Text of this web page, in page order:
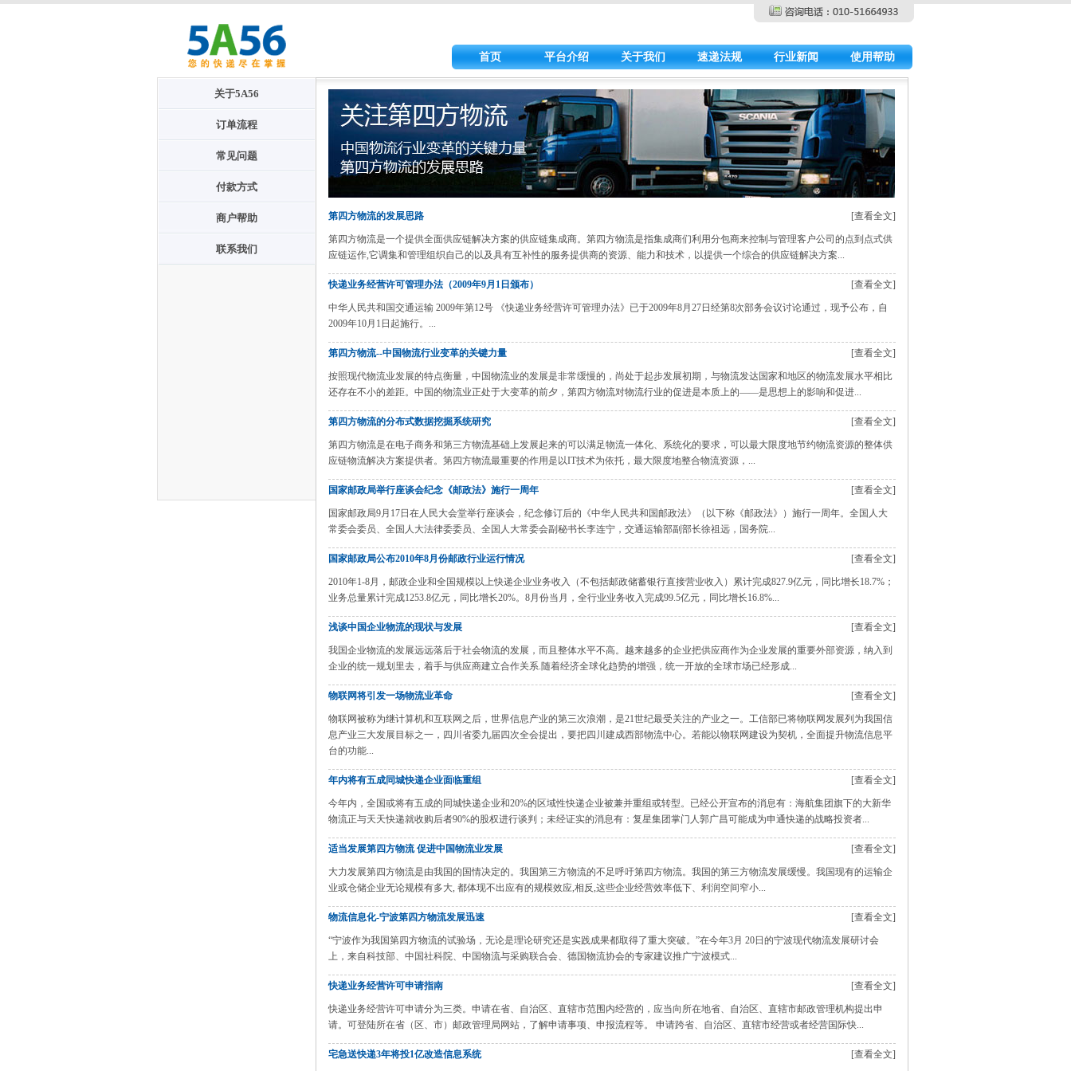
首页 平台介绍 关于我们 速递法规 行业新闻 使用帮助
关于5A56
订单流程
常见问题
付款方式
商户帮助
联系我们
[查看全文]
第四方物流的发展思路
第四方物流是一个提供全面供应链解决方案的供应链集成商。第四方物流是指集成商们利用分包商来控制与管理客户公司的点到点式供
应链运作,它调集和管理组织自己的以及具有互补性的服务提供商的资源、能力和技术，以提供一个综合的供应链解决方案...
[查看全文]
快递业务经营许可管理办法（2009年9月1日颁布）
中华人民共和国交通运输 2009年第12号 《快递业务经营许可管理办法》已于2009年8月27日经第8次部务会议讨论通过，现予公布，自
2009年10月1日起施行。...
[查看全文]
第四方物流--中国物流行业变革的关键力量
按照现代物流业发展的特点衡量，中国物流业的发展是非常缓慢的，尚处于起步发展初期，与物流发达国家和地区的物流发展水平相比
还存在不小的差距。中国的物流业正处于大变革的前夕，第四方物流对物流行业的促进是本质上的——是思想上的影响和促进...
[查看全文]
第四方物流的分布式数据挖掘系统研究
第四方物流是在电子商务和第三方物流基础上发展起来的可以满足物流一体化、系统化的要求，可以最大限度地节约物流资源的整体供
应链物流解决方案提供者。第四方物流最重要的作用是以IT技术为依托，最大限度地整合物流资源，...
[查看全文]
国家邮政局举行座谈会纪念《邮政法》施行一周年
国家邮政局9月17日在人民大会堂举行座谈会，纪念修订后的《中华人民共和国邮政法》（以下称《邮政法》）施行一周年。全国人大
常委会委员、全国人大法律委委员、全国人大常委会副秘书长李连宁，交通运输部副部长徐祖远，国务院...
[查看全文]
国家邮政局公布2010年8月份邮政行业运行情况
2010年1-8月，邮政企业和全国规模以上快递企业业务收入（不包括邮政储蓄银行直接营业收入）累计完成827.9亿元，同比增长18.7%；
业务总量累计完成1253.8亿元，同比增长20%。8月份当月，全行业业务收入完成99.5亿元，同比增长16.8%...
[查看全文]
浅谈中国企业物流的现状与发展
我国企业物流的发展远远落后于社会物流的发展，而且整体水平不高。越来越多的企业把供应商作为企业发展的重要外部资源，纳入到
企业的统一规划里去，着手与供应商建立合作关系.随着经济全球化趋势的增强，统一开放的全球市场已经形成...
[查看全文]
物联网将引发一场物流业革命
物联网被称为继计算机和互联网之后，世界信息产业的第三次浪潮，是21世纪最受关注的产业之一。工信部已将物联网发展列为我国信
息产业三大发展目标之一，四川省委九届四次全会提出，要把四川建成西部物流中心。若能以物联网建设为契机，全面提升物流信息平
台的功能...
[查看全文]
年内将有五成同城快递企业面临重组
今年内，全国或将有五成的同城快递企业和20%的区域性快递企业被兼并重组或转型。已经公开宣布的消息有：海航集团旗下的大新华
物流正与天天快递就收购后者90%的股权进行谈判；未经证实的消息有：复星集团掌门人郭广昌可能成为申通快递的战略投资者...
[查看全文]
适当发展第四方物流 促进中国物流业发展
大力发展第四方物流是由我国的国情决定的。我国第三方物流的不足呼吁第四方物流。我国的第三方物流发展缓慢。我国现有的运输企
业或仓储企业无论规模有多大, 都体现不出应有的规模效应,相反,这些企业经营效率低下、利润空间窄小...
[查看全文]
物流信息化-宁波第四方物流发展迅速
“宁波作为我国第四方物流的试验场，无论是理论研究还是实践成果都取得了重大突破。”在今年3月 20日的宁波现代物流发展研讨会
上，来自科技部、中国社科院、中国物流与采购联合会、德国物流协会的专家建议推广宁波模式...
[查看全文]
快递业务经营许可申请指南
快递业务经营许可申请分为三类。申请在省、自治区、直辖市范围内经营的，应当向所在地省、自治区、直辖市邮政管理机构提出申
请。可登陆所在省（区、市）邮政管理局网站，了解申请事项、申报流程等。 申请跨省、自治区、直辖市经营或者经营国际快...
[查看全文]
宅急送快递3年将投1亿改造信息系统